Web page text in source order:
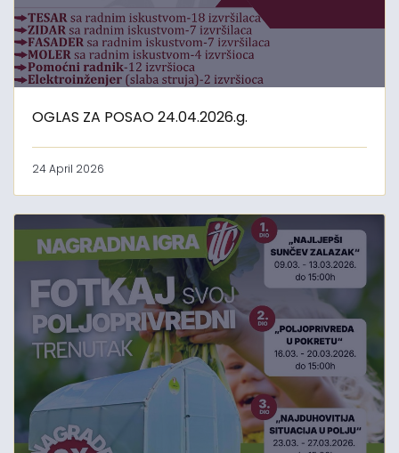
OGLAS ZA POSAO 24.04.2026.g.
24 April 2026